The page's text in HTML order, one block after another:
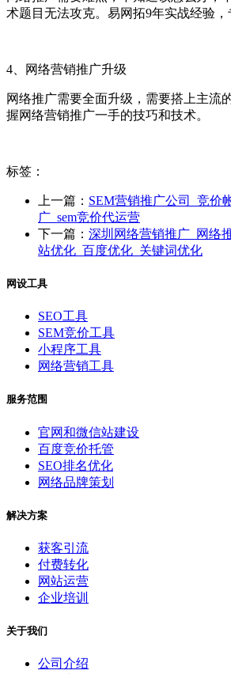
术题目无法攻克。易网拓9年实战经验，
4、网络营销推广升级
网络推广需要全面升级，需要搭上主流
握网络营销推广一手的技巧和技术。
标签：
上一篇： SEM营销推广公司_竞价
广_sem竞价代运营
下一篇： 深圳网络营销推广_网络
站优化_百度优化_关键词优化
网设工具
SEO工具
SEM竞价工具
小程序工具
网络营销工具
服务范围
官网和微信站建设
百度竞价托管
SEO排名优化
网络品牌策划
解决方案
获客引流
付费转化
网站运营
企业培训
关于我们
公司介绍